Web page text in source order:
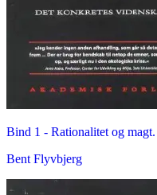
Bind 1 - Rationalitet og
Bent Flyvbjerg